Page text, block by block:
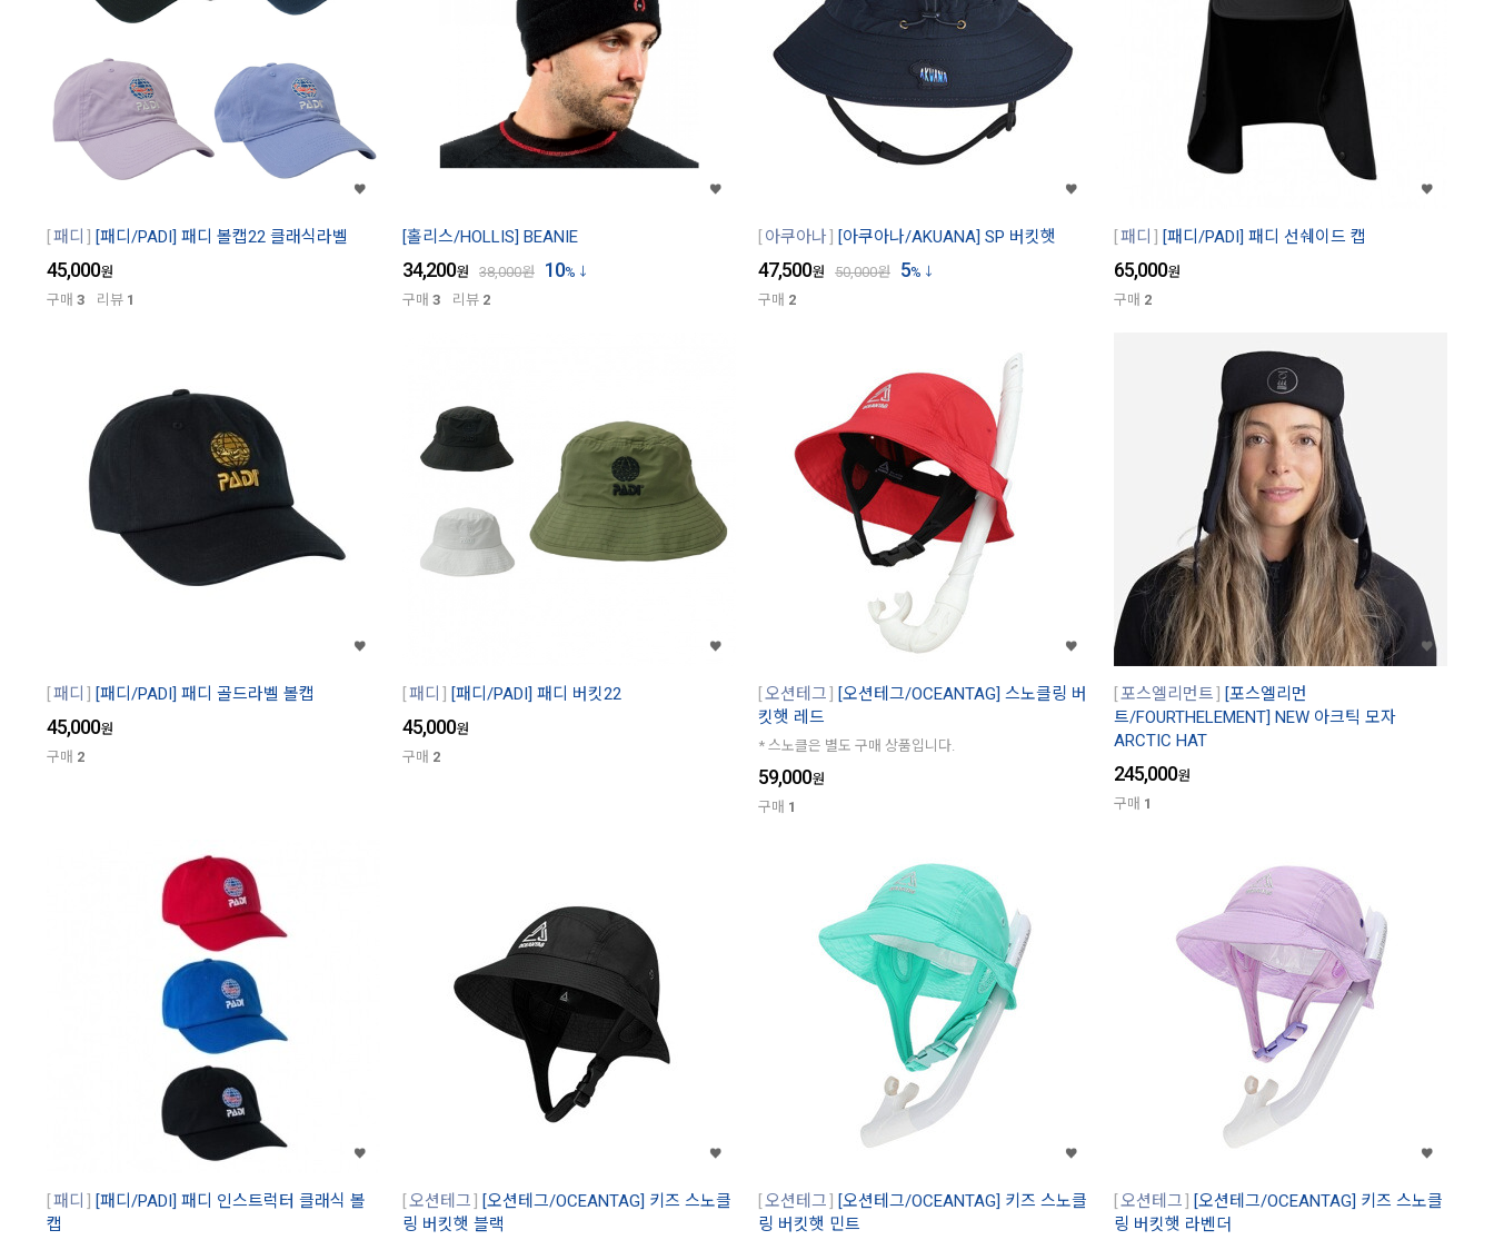
패디 [패디/PADI] 패디 볼캡22 클래식라벨
45,000원
구매 3 리뷰 1
[홀리스/HOLLIS] BEANIE
34,200원 38,000원 10%
구매 3 리뷰 2
아쿠아나 [아쿠아나/AKUANA] SP 버킷햇
47,500원 50,000원 5%
구매 2
패디 [패디/PADI] 패디 선쉐이드 캡
65,000원
구매 2
패디 [패디/PADI] 패디 골드라벨 볼캡
45,000원
구매 2
패디 [패디/PADI] 패디 버킷22
45,000원
구매 2
오션테그
[오션테그/OCEANTAG] 스노클링 버
킷햇 레드
* 스노클은 별도 구매 상품입니다.
59,000원
구매 1
포스엘리먼트
[포스엘리먼
트/FOURTHELEMENT] NEW 아크틱 모자
ARCTIC HAT
245,000원
구매 1
패디
[패디/PADI] 패디 인스트럭터 클래식 볼
캡
오션테그
[오션테그/OCEANTAG] 키즈 스노클
링 버킷햇 블랙
오션테그
[오션테그/OCEANTAG] 키즈 스노클
링 버킷햇 민트
오션테그
[오션테그/OCEANTAG] 키즈 스노클
링 버킷햇 라벤더